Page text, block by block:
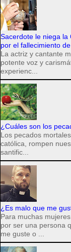
Sacerdote le niega la
por el fallecimiento
La actriz y cantante
potente voz y
experienc...
¿Cuáles son los
Los pecados
católica, rompen
santific...
¿Es malo que me
Para muchas
por ser una persona
me guste o ...